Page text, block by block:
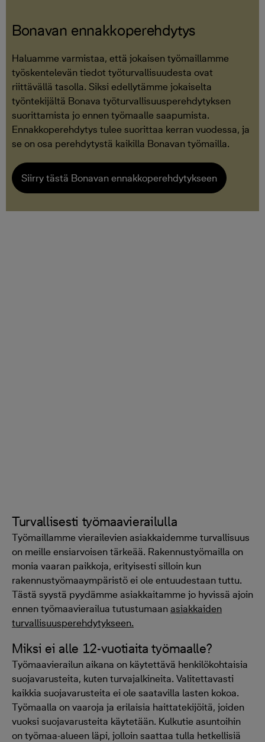
Bonavan ennakkoperehdytys
Haluamme varmistaa, että jokaisen työmaillamme
työskentelevän tiedot työturvallisuudesta ovat
riittävällä tasolla. Siksi edellytämme jokaiselta
työntekijältä Bonava työturvallisuusperehdytyksen
suorittamista jo ennen työmaalle saapumista.
Ennakkoperehdytys tulee suorittaa kerran vuodessa, ja
se on osa perehdytystä kaikilla Bonavan työmailla.
Siirry tästä Bonavan ennakkoperehdytykseen
Turvallisesti työmaavierailulla
Työmaillamme vierailevien asiakkaidemme turvallisuus
on meille ensiarvoisen tärkeää. Rakennustyömailla on
monia vaaran paikkoja, erityisesti silloin kun
rakennustyömaaympäristö ei ole entuudestaan tuttu.
Tästä syystä pyydämme asiakkaitamme jo hyvissä ajoin
ennen työmaavierailua tutustumaan asiakkaiden
turvallisuusperehdytykseen.
Miksi ei alle 12-vuotiaita työmaalle?
Työmaavierailun aikana on käytettävä henkilökohtaisia
suojavarusteita, kuten turvajalkineita. Valitettavasti
kaikkia suojavarusteita ei ole saatavilla lasten kokoa.
Työmaalla on vaaroja ja erilaisia haittatekijöitä, joiden
vuoksi suojavarusteita käytetään. Kulkutie asuntoihin
on työmaa-alueen läpi, jolloin saattaa tulla hetkellisiä